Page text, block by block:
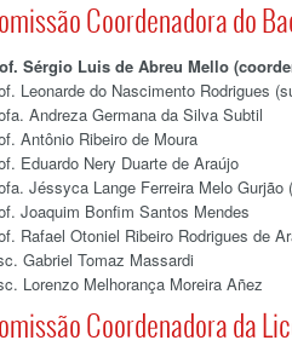
Coordenadora do
Sérgio Luis de Abreu Mello
Leonarde do Nascimento Rodrigues
Andreza Germana da Silva Subtil
Antônio Ribeiro de Moura
Eduardo Nery Duarte de Araújo
Jéssyca Lange Ferreira Melo Gurjão
Joaquim Bonfim Santos Mendes
Rafael Otoniel Ribeiro Rodrigues de
Gabriel Tomaz Massardi
Lorenzo Melhorança Moreira Añez
Coordenadora da